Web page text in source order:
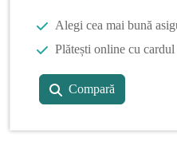
Alegi cea mai bună
Plătești online cu cardul
Compară